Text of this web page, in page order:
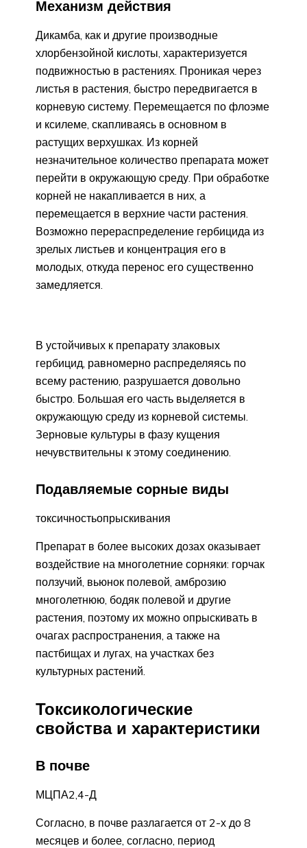
Механизм действия
Дикамба, как и другие производные
хлорбензойной кислоты, характеризуется
подвижностью в растениях. Проникая через
листья в растения, быстро передвигается в
корневую систему. Перемещается по флоэме
и ксилеме, скапливаясь в основном в
растущих верхушках. Из корней
незначительное количество препарата может
перейти в окружающую среду. При обработке
корней не накапливается в них, а
перемещается в верхние части растения.
Возможно перераспределение гербицида из
зрелых листьев и концентрация его в
молодых, откуда перенос его существенно
замедляется.
В устойчивых к препарату злаковых
гербицид, равномерно распределяясь по
всему растению, разрушается довольно
быстро. Большая его часть выделяется в
окружающую среду из корневой системы.
Зерновые культуры в фазу кущения
нечувствительны к этому соединению.
Подавляемые сорные виды
токсичностьопрыскивания
Препарат в более высоких дозах оказывает
воздействие на многолетние сорняки: горчак
ползучий, вьюнок полевой, амброзию
многолетнюю, бодяк полевой и другие
растения, поэтому их можно опрыскивать в
очагах распространения, а также на
пастбищах и лугах, на участках без
культурных растений.
Токсикологические
свойства и характеристики
В почве
МЦПА2,4-Д
Согласно, в почве разлагается от 2-х до 8
месяцев и более, согласно, период